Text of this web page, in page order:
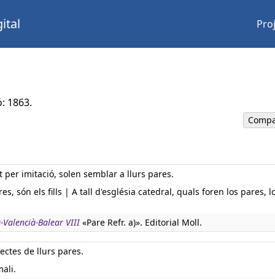
1863.
imitació, solen semblar a llurs pares.
són els fills | A tall d'església catedral, quals foren los pares,
Balear VIII«Pare Refr. a)». Editorial Moll.
de llurs pares.